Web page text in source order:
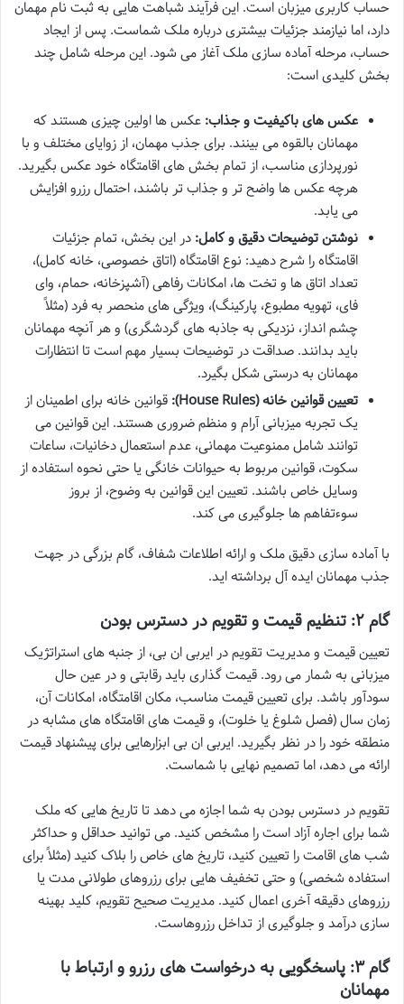
حساب کاربری میزبان است. این فرآیند شباهت هایی به ثبت نام مهمان
دارد، اما نیازمند جزئیات بیشتری درباره ملک شماست. پس از ایجاد
حساب، مرحله آماده سازی ملک آغاز می شود. این مرحله شامل چند
بخش کلیدی است:
عکس های باکیفیت و جذاب: عکس ها اولین چیزی هستند که
مهمانان بالقوه می بینند. برای جذب مهمان، از زوایای مختلف و با
نورپردازی مناسب، از تمام بخش های اقامتگاه خود عکس بگیرید.
هرچه عکس ها واضح تر و جذاب تر باشند، احتمال رزرو افزایش
می یابد.
نوشتن توضیحات دقیق و کامل: در این بخش، تمام جزئیات
اقامتگاه را شرح دهید: نوع اقامتگاه (اتاق خصوصی، خانه کامل)،
تعداد اتاق ها و تخت ها، امکانات رفاهی (آشپزخانه، حمام، وای
فای، تهویه مطبوع، پارکینگ)، ویژگی های منحصر به فرد (مثلاً
چشم انداز، نزدیکی به جاذبه های گردشگری) و هر آنچه مهمانان
باید بدانند. صداقت در توضیحات بسیار مهم است تا انتظارات
مهمانان به درستی شکل بگیرد.
تعیین قوانین خانه (House Rules):
قوانین خانه برای اطمینان از
یک تجربه میزبانی آرام و منظم ضروری هستند. این قوانین می
توانند شامل ممنوعیت مهمانی، عدم استعمال دخانیات، ساعات
سکوت، قوانین مربوط به حیوانات خانگی یا حتی نحوه استفاده از
وسایل خاص باشند. تعیین این قوانین به وضوح، از بروز
سوءتفاهم ها جلوگیری می کند.
با آماده سازی دقیق ملک و ارائه اطلاعات شفاف، گام بزرگی در جهت
جذب مهمانان ایده آل برداشته اید.
گام ۲: تنظیم قیمت و تقویم در دسترس بودن
تعیین قیمت و مدیریت تقویم در ایربی ان بی، از جنبه های استراتژیک
میزبانی به شمار می رود. قیمت گذاری باید رقابتی و در عین حال
سودآور باشد. برای تعیین قیمت مناسب، مکان اقامتگاه، امکانات آن،
زمان سال (فصل شلوغ یا خلوت)، و قیمت های اقامتگاه های مشابه در
منطقه خود را در نظر بگیرید. ایربی ان بی ابزارهایی برای پیشنهاد قیمت
ارائه می دهد، اما تصمیم نهایی با شماست.
تقویم در دسترس بودن به شما اجازه می دهد تا تاریخ هایی که ملک
شما برای اجاره آزاد است را مشخص کنید. می توانید حداقل و حداکثر
شب های اقامت را تعیین کنید، تاریخ های خاص را بلاک کنید (مثلاً برای
استفاده شخصی) و حتی تخفیف هایی برای رزروهای طولانی مدت یا
رزروهای دقیقه آخری اعمال کنید. مدیریت صحیح تقویم، کلید بهینه
سازی درآمد و جلوگیری از تداخل رزروهاست.
گام ۳: پاسخگویی به درخواست های رزرو و ارتباط با
مهمانان